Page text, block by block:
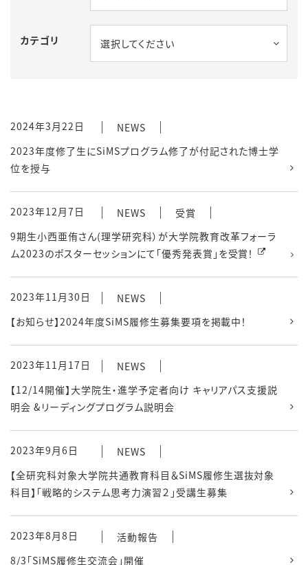
カテゴリ 選択してください
2024年3月22日
NEWS
2023年度修了生にSiMSプログラム修了が付記された博士学
位を授与
2023年12月7日 NEWS
受賞
9期生小西亜侑さん(理学研究科）が大学院教育改革フォーラ
ム2023のポスターセッションにて「優秀発表賞」を受賞！
2023年11月30日
NEWS
【お知らせ】2024年度SiMS履修生募集要項を掲載中！
2023年11月17日
NEWS
【12/14開催】大学院生・進学予定者向け キャリアパス支援説
明会 &リーディングプログラム説明会
2023年9月6日
NEWS
【全研究科対象大学院共通教育科目＆SiMS履修生選抜対象
科目】「戦略的システム思考力演習２」受講生募集
2023年8月8日
活動報告
8/3「SiMS履修生交流会」開催